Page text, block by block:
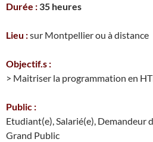
Durée : 35 heures
Lieu :sur Montpellier ou à distance
Objectif.s :
> Maitriser la programmation en
Public :
Etudiant(e), Salarié(e), Demandeur
Grand Public